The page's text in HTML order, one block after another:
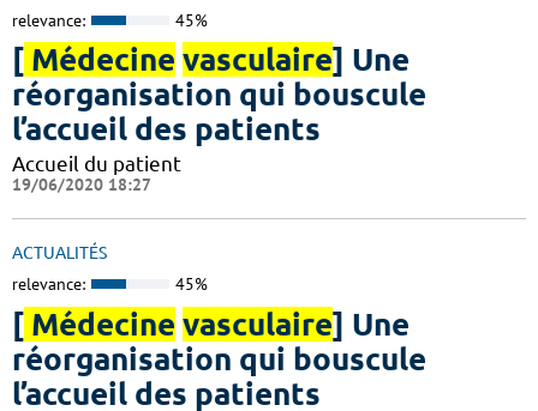
relevance: 45%
[ Médecine vasculaire] Une
réorganisation qui bouscule
l’accueil des patients
Accueil du patient
19/06/2020 18:27
ACTUALITÉS
relevance: 45%
[ Médecine vasculaire] Une
réorganisation qui bouscule
l’accueil des patients